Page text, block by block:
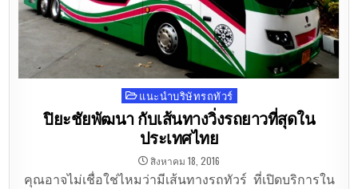
Posted
in
แนะนำบริษัทรถทัวร์
ปิยะชัยพัฒนา กับเส้นทางวิ่งรถยาวที่สุดใน
ประเทศไทย
สิงหาคม 18, 2016
คุณอาจไม่เชื่อใช่ไหมว่ามีเส้นทางรถทัวร์ ที่เปิดบริการใน